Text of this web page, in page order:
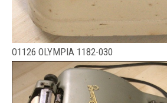
O1126 OLYMPIA 1182-030